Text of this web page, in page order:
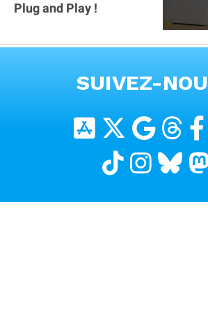
Plug and Play !
SUIVEZ-